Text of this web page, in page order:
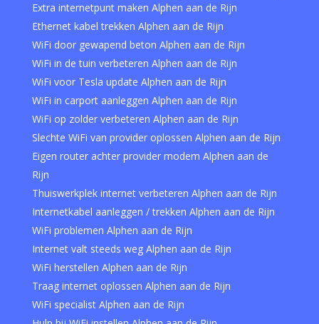
Extra internetpunt maken Alphen aan de Rijn
Ethernet kabel trekken Alphen aan de Rijn
WiFi door gewapend beton Alphen aan de Rijn
WiFi in de tuin verbeteren Alphen aan de Rijn
WiFi voor Tesla update Alphen aan de Rijn
WiFi in carport aanleggen Alphen aan de Rijn
WiFi op zolder verbeteren Alphen aan de Rijn
Slechte WiFi van provider oplossen Alphen aan de Rijn
Eigen router achter provider modem Alphen aan de
Rijn
Thuiswerkplek internet verbeteren Alphen aan de Rijn
Internetkabel aanleggen / trekken Alphen aan de Rijn
WiFi problemen Alphen aan de Rijn
Internet valt steeds weg Alphen aan de Rijn
WiFi herstellen Alphen aan de Rijn
Traag internet oplossen Alphen aan de Rijn
WiFi specialist Alphen aan de Rijn